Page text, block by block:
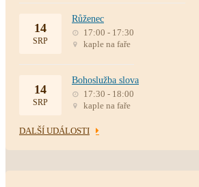
14
SRP
Růženec
17:00 - 17:30
kaple na faře
14
SRP
Bohoslužba slova
17:30 - 18:00
kaple na faře
DALŠÍ UDÁLOSTI